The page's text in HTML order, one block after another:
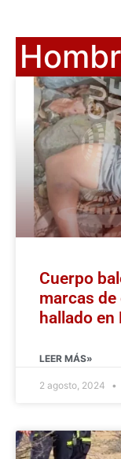
Cuerpo
marcas
hallado en
LEER MÁS»
2 agosto, 2024